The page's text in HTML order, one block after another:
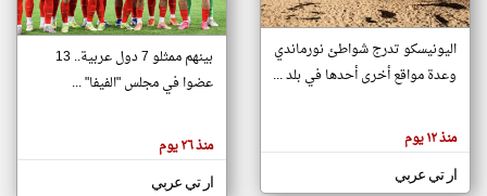
تغيير الدولة
اخبار جزر القمر على مدار الساعة
أهم اخبار جزر القمر العاجلة والمباشرة
هنا عن
وجهة
كاتبيها.
اليونيسكو تدرج شواطئ نورماندي
وعدة مواقع أخرى أحدها في بلد ...
منذ ١٢ يوم
ار تي عربي
بينهم ممثلو 7 دول عربية.. 13
عضوا في مجلس "الفيفا" ...
منذ ٢٦ يوم
ار تي عربي
klyoum.com